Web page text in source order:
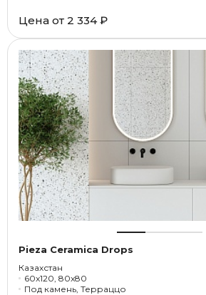
Цена от 2 334 ₽
Pieza Ceramica Drops
Казахстан
60x120, 80x80
Под камень, Терраццо